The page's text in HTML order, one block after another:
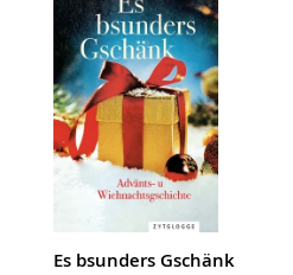
Es bsunders Gschänk